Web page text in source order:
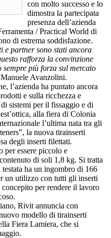
con molto successo e lo
dimostra la partecipata
presenza dell’azienda
/ Practical World di
di estrema soddisfazione.
e partner sono stati ancora
rafforza la convinzione
più forza sul mercato
Avanzolini.
l’azienda ha puntato ancora
e sulla ricchezza e
sistemi per il fissaggio e di
alla fiera di Colonia
l’ultima nata tra gli
la nuova tirainserti
degli inserti filettati.
per essere piccolo e
di soli 1,8 kg. Si tratta
ha un ingombro di 166
un utilizzo con tutti gli inserti
per rendere il lavoro
Rivit annuncia con
modello di tirainserti
Fiera Lamiera, che si